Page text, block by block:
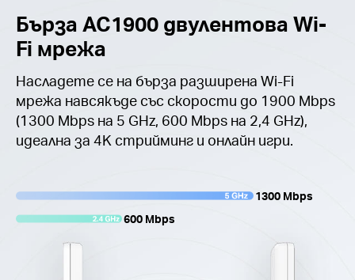
Бърза AC1900 двулентова Wi-
Fi мрежа
Насладете се на бърза разширена Wi-Fi
мрежа навсякъде със скорости до 1900 Mbps
(1300 Mbps на 5 GHz, 600 Mbps на 2,4 GHz),
идеална за 4K стрийминг и онлайн игри.
1300 Mbps
600 Mbps